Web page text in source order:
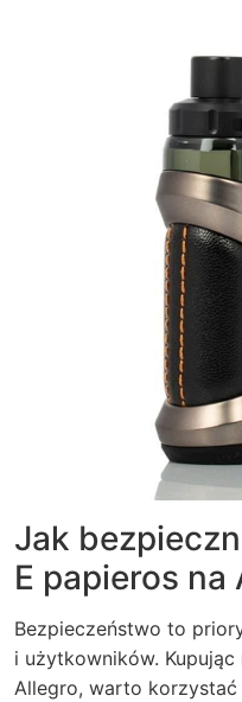
Jak
E papieros na
Bezpieczeństwo to
i użytkowników. Kupując
Allegro, warto